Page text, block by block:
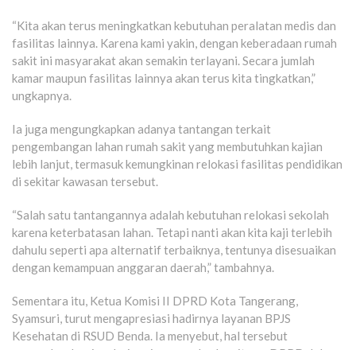
“Kita akan terus meningkatkan kebutuhan peralatan medis dan
fasilitas lainnya. Karena kami yakin, dengan keberadaan rumah
sakit ini masyarakat akan semakin terlayani. Secara jumlah
kamar maupun fasilitas lainnya akan terus kita tingkatkan,”
ungkapnya.
Ia juga mengungkapkan adanya tantangan terkait
pengembangan lahan rumah sakit yang membutuhkan kajian
lebih lanjut, termasuk kemungkinan relokasi fasilitas pendidikan
di sekitar kawasan tersebut.
“Salah satu tantangannya adalah kebutuhan relokasi sekolah
karena keterbatasan lahan. Tetapi nanti akan kita kaji terlebih
dahulu seperti apa alternatif terbaiknya, tentunya disesuaikan
dengan kemampuan anggaran daerah,” tambahnya.
Sementara itu, Ketua Komisi II DPRD Kota Tangerang,
Syamsuri, turut mengapresiasi hadirnya layanan BPJS
Kesehatan di RSUD Benda. Ia menyebut, hal tersebut